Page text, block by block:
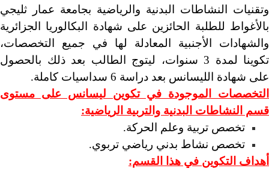
وتقنيات النشاطات البدنية والرياضية بجامعة عمار ثليجي
بالأغواط للطلبة الحائزين على شهادة البكالوريا الجزائرية
والشهادات الأجنبية المعادلة لها في جميع التخصصات،
تكوينا
لمدة 3 سنوات، ليتوج الطالب بعد ذلك بالحصول
على شهادة الليسانس بعد دراسة 6 سداسيات كاملة.
التخصصات الموجودة في تكوين ليسانس على مستوى
قسم النشاطات البدنية والتربية الرياضية:
تخصص تربية وعلم الحركة.
تخصص نشاط بدني رياضي تربوي.
أهداف التكوين في هذا القسم: